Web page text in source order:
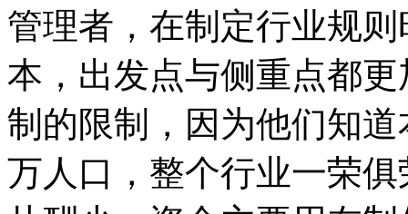
管理者，在制定行业规
本，出发点与侧重点都
制的限制，因为他们知
万人口，整个行业一荣